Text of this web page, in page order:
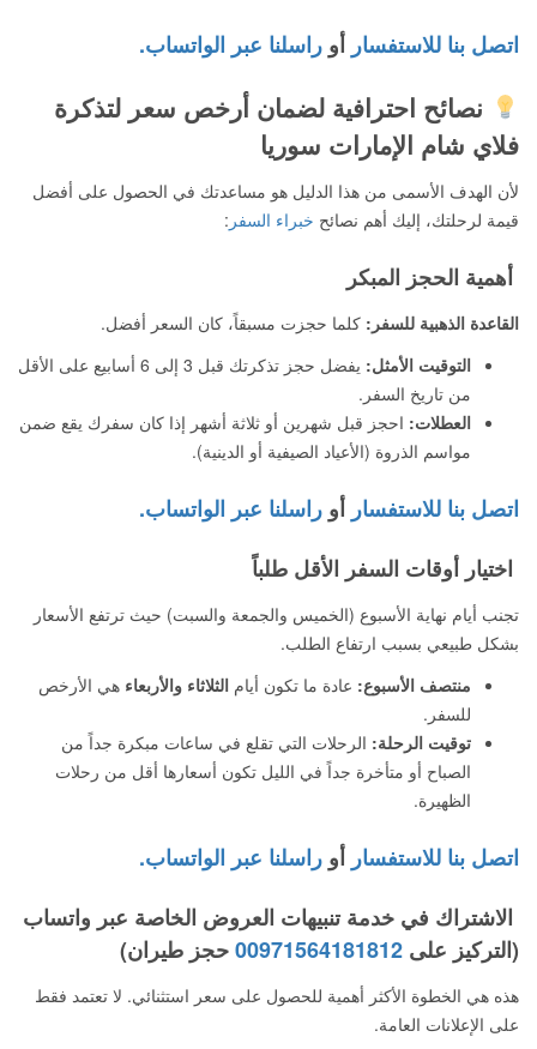
اتصل بنا للاستفسار أو راسلنا عبر الواتساب.
نصائح احترافية لضمان أرخص سعر لتذكرة
فلاي شام الإمارات سوريا
لأن الهدف الأسمى من هذا الدليل هو مساعدتك في الحصول على أفضل
قيمة لرحلتك، إليك أهم نصائح خبراء السفر :
أهمية الحجز المبكر
القاعدة الذهبية للسفر: كلما حجزت مسبقاً، كان السعر أفضل.
التوقيت الأمثل:
يفضل حجز تذكرتك قبل 3 إلى 6 أسابيع على الأقل
من تاريخ السفر.
العطلات: احجز قبل شهرين أو ثلاثة أشهر إذا كان سفرك يقع ضمن
مواسم الذروة (الأعياد الصيفية أو الدينية).
اتصل بنا للاستفسار أو راسلنا عبر الواتساب.
اختيار أوقات السفر الأقل طلباً
تجنب أيام نهاية الأسبوع (الخميس والجمعة والسبت) حيث ترتفع الأسعار
بشكل طبيعي بسبب ارتفاع الطلب.
منتصف الأسبوع: عادة ما تكون أيام الثلاثاء والأربعاء هي الأرخص
للسفر.
توقيت الرحلة: الرحلات التي تقلع في ساعات مبكرة جداً من
الصباح أو متأخرة جداً في الليل تكون أسعارها أقل من رحلات
الظهيرة.
اتصل بنا للاستفسار أو راسلنا عبر الواتساب.
الاشتراك في خدمة تنبيهات العروض الخاصة عبر واتساب
(التركيز على 00971564181812حجز طيران)
هذه هي الخطوة الأكثر أهمية للحصول على سعر استثنائي. لا تعتمد فقط
على الإعلانات العامة.